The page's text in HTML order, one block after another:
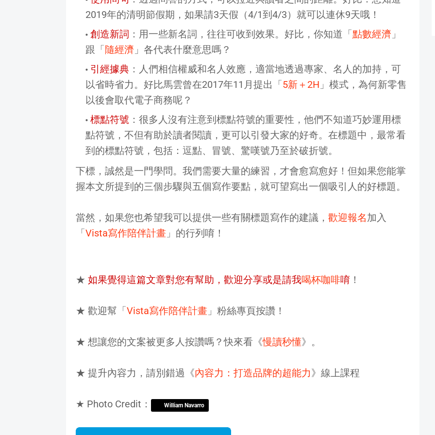
2019年的清明節假期，如果請3天假（4/1到4/3）就可以連休9天哦！
創造新詞 ：用一些新名詞，往往可收到效果。好比，你知道「點數經濟 」
跟「隨經濟 」各代表什麼意思嗎？
引經據典：人們相信權威和名人效應，適當地透過專家、名人的加持，可
以省時省力。好比馬雲曾在2017年11月提出「5新＋2H 」模式，為何新零售
以後會取代電子商務呢？
標點符號 ：很多人沒有注意到標點符號的重要性，他們不知道巧妙運用標
點符號，不但有助於讀者閱讀，更可以引發大家的好奇。在標題中，最常看
到的標點符號，包括：逗點、冒號、驚嘆號乃至於破折號。
下標，誠然是一門學問。我們需要大量的練習，才會愈寫愈好！但如果您能掌
握本文所提到的三個步驟與五個寫作要點，就可望寫出一個吸引人的好標題。
當然，如果您也希望我可以提供一些有關標題寫作的建議， 歡迎報名加入
「Vista寫作陪伴計畫」的行列唷！
★ 如果覺得這篇文章對您有幫助，歡迎分享或是請我喝杯咖啡唷！
★ 歡迎幫「Vista寫作陪伴計畫」粉絲專頁按讚！
★ 想讓您的文案被更多人按讚嗎？快來看《慢讀秒懂》。
★ 提升內容力，請別錯過《內容力：打造品牌的超能力》線上課程
★ Photo Credit： William Navarro